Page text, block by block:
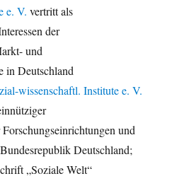
e. V. vertritt als
der
und
in Deutschland
wissenschaftl. Institute e. V.
und
Deutschland;
„Soziale Welt“